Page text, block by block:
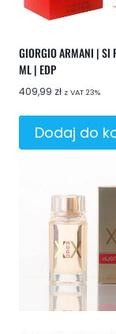
GIORGIO ARMANI | SI
ML | EDP
409,99 zł z VAT 23%
Dodaj do